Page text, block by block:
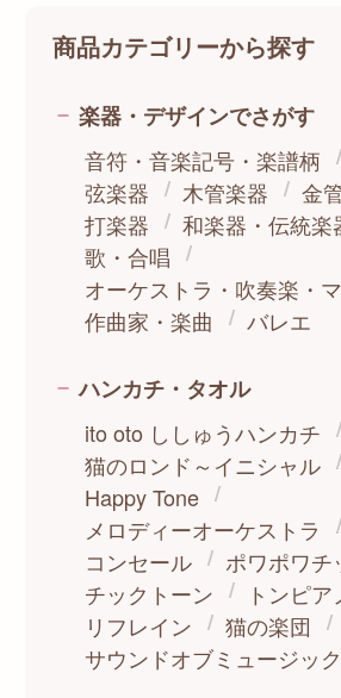
商品カテゴリーから探す
楽器・デザインでさがす
音符・音楽記号・楽譜柄
弦楽器
木管楽器
金
打楽器
和楽器・伝統楽
歌・合唱
オーケストラ・吹奏楽・
作曲家・楽曲
バレエ
ハンカチ・タオル
ito oto ししゅうハンカチ
猫のロンド～イニシャル
Happy Tone
メロディーオーケストラ
コンセール
ポワポワチ
チックトーン
トンピア
リフレイン
猫の楽団
サウンドオブミュージック